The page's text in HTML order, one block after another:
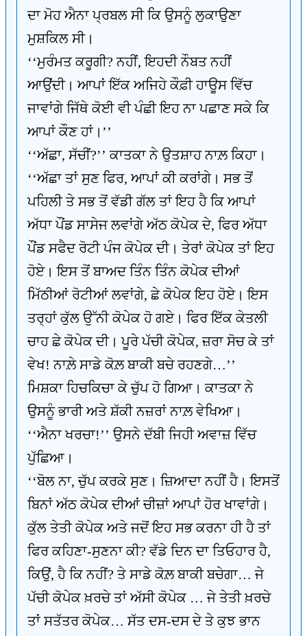
ਦਾ ਮੋਹ ਐਨਾ ਪ੍ਰਬਲ ਸੀ ਕਿ ਉਸਨੂੰ ਲੁਕਾਉਣਾ
ਮੁਸ਼ਕਿਲ ਸੀ।
‘‘ਮੁਰੰਮਤ ਕਰੂਗੀ? ਨਹੀਂ, ਇਹਦੀ ਨੌਬਤ ਨਹੀਂ
ਆਉਂਦੀ। ਆਪਾਂ ਇੱਕ ਅਜਿਹੇ ਕੌਫ਼ੀ ਹਾਊਸ ਵਿੱਚ
ਜਾਵਾਂਗੇ ਜਿੱਥੇ ਕੋਈ ਵੀ ਪੰਛੀ ਇਹ ਨਾ ਪਛਾਣ ਸਕੇ ਕਿ
ਆਪਾਂ ਕੌਣ ਹਾਂ।’’
‘‘ਅੱਛਾ, ਸੱਚੀਂ?’’ ਕਾਤਕਾ ਨੇ ਉਤਸ਼ਾਹ ਨਾਲ਼ ਕਿਹਾ।
‘‘ਅੱਛਾ ਤਾਂ ਸੁਣ ਫਿਰ, ਆਪਾਂ ਕੀ ਕਰਾਂਗੇ। ਸਭ ਤੋਂ
ਪਹਿਲੀ ਤੇ ਸਭ ਤੋਂ ਵੱਡੀ ਗੱਲ ਤਾਂ ਇਹ ਹੈ ਕਿ ਆਪਾਂ
ਅੱਧਾ ਪੌਂਡ ਸਾਸੇਜ ਲਵਾਂਗੇ ਅੱਠ ਕੋਪੇਕ ਦੇ, ਫਿਰ ਅੱਧਾ
ਪੌਂਡ ਸਫੈਦ ਰੋਟੀ ਪੰਜ ਕੋਪੇਕ ਦੀ। ਤੇਰਾਂ ਕੋਪੇਕ ਤਾਂ ਇਹ
ਹੋਏ। ਇਸ ਤੋਂ ਬਾਅਦ ਤਿੰਨ ਤਿੰਨ ਕੋਪੇਕ ਦੀਆਂ
ਮਿੱਠੀਆਂ ਰੋਟੀਆਂ ਲਵਾਂਗੇ, ਛੇ ਕੋਪੇਕ ਇਹ ਹੋਏ। ਇਸ
ਤਰ੍ਹਾਂ ਕੁੱਲ ਉੱਨੀ ਕੋਪੇਕ ਹੋ ਗਏ। ਫਿਰ ਇੱਕ ਕੇਤਲੀ
ਚਾਹ ਛੇ ਕੋਪੇਕ ਦੀ। ਪੂਰੇ ਪੱਚੀ ਕੋਪੇਕ, ਜ਼ਰਾ ਸੋਚ ਕੇ ਤਾਂ
ਵੇਖ! ਨਾਲ਼ੇ ਸਾਡੇ ਕੋਲ਼ ਬਾਕੀ ਬਚੇ ਰਹਣਗੇ…’’
ਮਿਸ਼ਕਾ ਹਿਚਕਿਚਾ ਕੇ ਚੁੱਪ ਹੋ ਗਿਆ। ਕਾਤਕਾ ਨੇ
ਉਸਨੂੰ ਭਾਰੀ ਅਤੇ ਸ਼ੱਕੀ ਨਜ਼ਰਾਂ ਨਾਲ਼ ਵੇਖਿਆ।
‘‘ਐਨਾ ਖਰਚਾ!’’ ਉਸਨੇ ਦੱਬੀ ਜਿਹੀ ਅਵਾਜ਼ ਵਿੱਚ
ਪੁੱਛਿਆ।
‘‘ਬੋਲ ਨਾ, ਚੁੱਪ ਕਰਕੇ ਸੁਣ। ਜ਼ਿਆਦਾ ਨਹੀਂ ਹੈ। ਇਸਤੋਂ
ਬਿਨਾਂ ਅੱਠ ਕੋਪੇਕ ਦੀਆਂ ਚੀਜ਼ਾਂ ਆਪਾਂ ਹੋਰ ਖਾਵਾਂਗੇ।
ਕੁੱਲ ਤੇਤੀ ਕੋਪੇਕ ਅਤੇ ਜਦੋਂ ਇਹ ਸਭ ਕਰਨਾ ਹੀ ਹੈ ਤਾਂ
ਫਿਰ ਕਹਿਣਾ-ਸੁਣਨਾ ਕੀ? ਵੱਡੇ ਦਿਨ ਦਾ ਤਿਓਹਾਰ ਹੈ,
ਕਿਉਂ, ਹੈ ਕਿ ਨਹੀਂ? ਤੇ ਸਾਡੇ ਕੋਲ਼ ਬਾਕੀ ਬਚੇਗਾ… ਜੇ
ਪੱਚੀ ਕੋਪੇਕ ਖ਼ਰਚੇ ਤਾਂ ਅੱਸੀ ਕੋਪੇਕ … ਜੇ ਤੇਤੀ ਖ਼ਰਚੇ
ਤਾਂ ਸਤੱਤਰ ਕੋਪੇਕ… ਸੱਤ ਦਸ-ਦਸ ਦੇ ਤੇ ਕੁਝ ਭਾਨ